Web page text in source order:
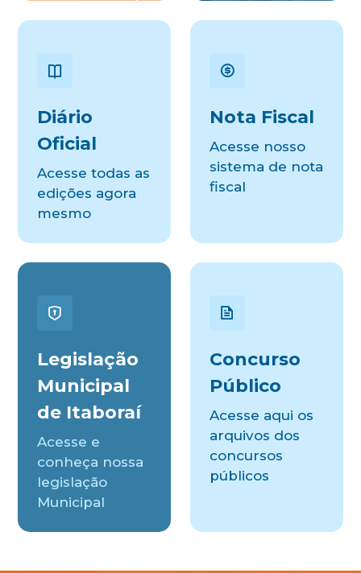
Diário
Oficial
Acesse todas as
edições agora
mesmo
Nota Fiscal
Acesse nosso
sistema de nota
fiscal
Legislação
Municipal
de Itaboraí
Acesse e
conheça nossa
legislação
Municipal
Concurso
Público
Acesse aqui os
arquivos dos
concursos
públicos